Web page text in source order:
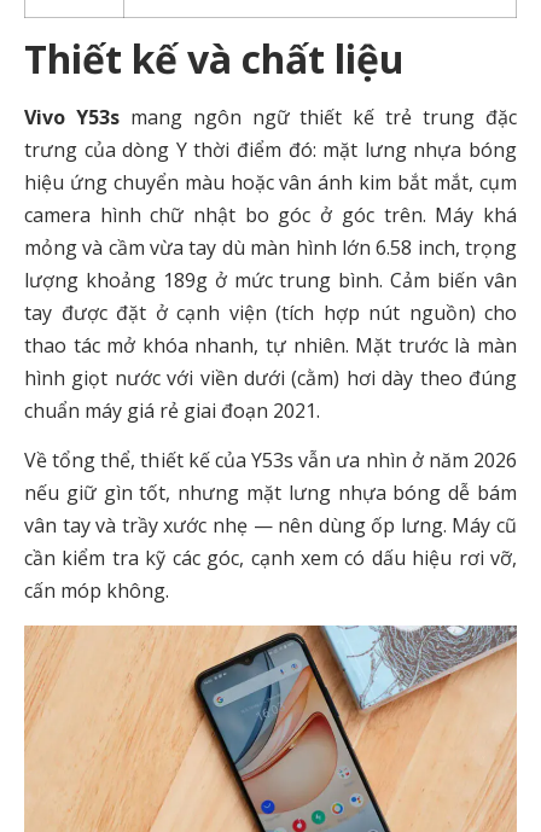
Thiết kế và chất liệu
Vivo Y53smang ngôn ngữ thiết kế trẻ trung đặc
trưng của dòng Y thời điểm đó: mặt lưng nhựa bóng
hiệu ứng chuyển màu hoặc vân ánh kim bắt mắt, cụm
camera hình chữ nhật bo góc ở góc trên. Máy khá
mỏng và cầm vừa tay dù màn hình lớn 6.58 inch, trọng
lượng khoảng 189g ở mức trung bình. Cảm biến vân
tay được đặt ở cạnh viện (tích hợp nút nguồn) cho
thao tác mở khóa nhanh, tự nhiên. Mặt trước là màn
hình giọt nước với viền dưới (cằm) hơi dày theo đúng
chuẩn máy giá rẻ giai đoạn 2021.
Về tổng thể, thiết kế của Y53s vẫn ưa nhìn ở năm 2026
nếu giữ gìn tốt, nhưng mặt lưng nhựa bóng dễ bám
vân tay và trầy xước nhẹ — nên dùng ốp lưng. Máy cũ
cần kiểm tra kỹ các góc, cạnh xem có dấu hiệu rơi vỡ,
cấn móp không.